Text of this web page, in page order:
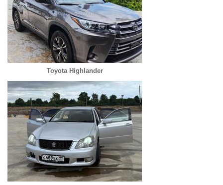
Toyota Highlander